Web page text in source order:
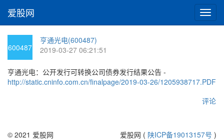
切
换
爱股网
600487
亨通光电(600487)
2019-03-27 06:21:51
亨通光电：公开发行可转换公司债券发行结果公告 -
http://static.cninfo.com.cn/finalpage/2019-03-26/1205938717.PDF
评论
© 2021 爱股网 爱股网 ( 陕ICP备19013157号 )